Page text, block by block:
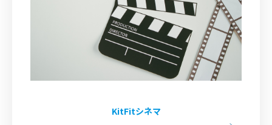
KitFitシネマ